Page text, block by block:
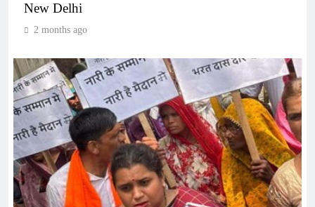
New Delhi
2 months ago